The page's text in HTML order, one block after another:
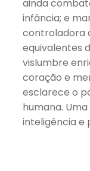
ainda
infância; e
controladora
equivalentes
vislumbre
coração e
esclarece o
humana.
inteligência e